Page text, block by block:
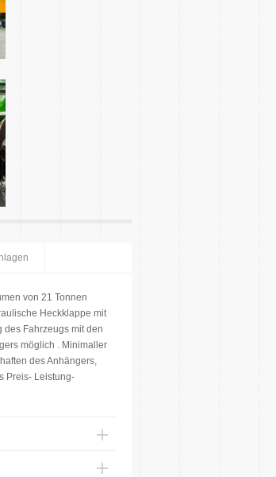
von 21 Tonnen
Heckklappe mit
Fahrzeugs mit den
möglich . Minimaller
des Anhängers,
Preis- Leistung-